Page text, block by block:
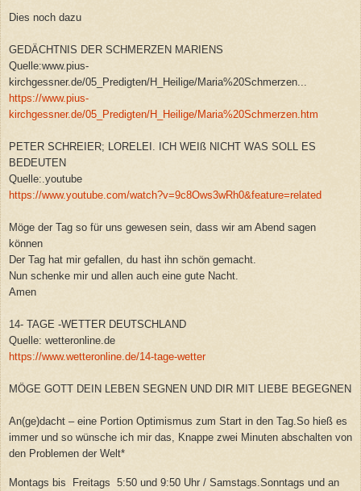
Dies noch dazu
GEDÄCHTNIS DER SCHMERZEN MARIENS
Quelle:www.pius-
kirchgessner.de/05_Predigten/H_Heilige/Maria%20Schmerzen...
https://www.pius-
kirchgessner.de/05_Predigten/H_Heilige/Maria%20Schmerzen.htm
PETER SCHREIER; LORELEI. ICH WEIß NICHT WAS SOLL ES
BEDEUTEN
Quelle:.youtube
https://www.youtube.com/watch?v=9c8Ows3wRh0&feature=related
Möge der Tag so für uns gewesen sein, dass wir am Abend sagen
können
Der Tag hat mir gefallen, du hast ihn schön gemacht.
Nun schenke mir und allen auch eine gute Nacht.
Amen
14- TAGE -WETTER DEUTSCHLAND
Quelle: wetteronline.de
https://www.wetteronline.de/14-tage-wetter
MÖGE GOTT DEIN LEBEN SEGNEN UND DIR MIT LIEBE BEGEGNEN
An(ge)dacht – eine Portion Optimismus zum Start in den Tag.So hieß es
immer und so wünsche ich mir das, Knappe zwei Minuten abschalten von
den Problemen der Welt*
Montags bis Freitags 5:50 und 9:50 Uhr / Samstags.Sonntags und an